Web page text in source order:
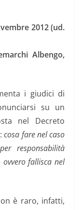
2012 (ud.
Albengo,
i giudici di
su un
nel Decreto
cosa fare nel caso
responsabilità
fallisca nel
è raro, infatti,